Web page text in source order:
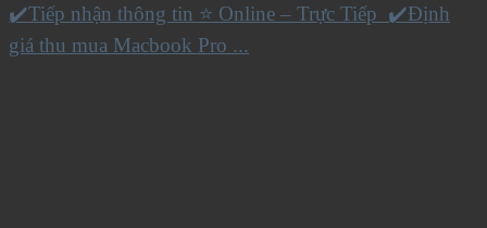
✔️Tiếp nhận thông tin ⭐ Online – Trực Tiếp ✔️Định
giá thu mua Macbook Pro ...